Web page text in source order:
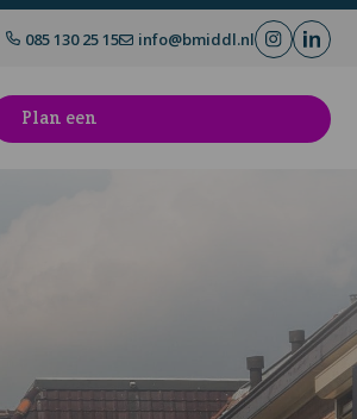
085 130 25 15 info@bmiddl.nl
Plan een
kennismakingsgesprek